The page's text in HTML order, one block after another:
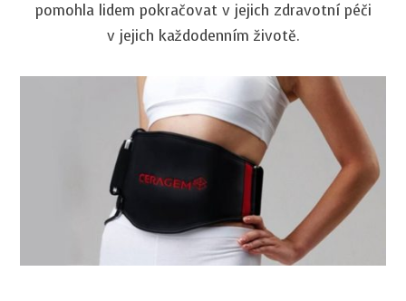
pomohla lidem pokračovat v jejich zdravotní péči
v jejich každodenním životě.